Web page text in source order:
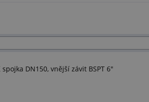
spojka DN150, vnější závit BSPT 6"